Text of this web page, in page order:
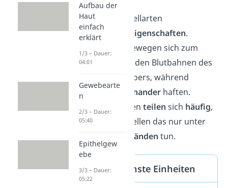
Dabei haben die Zellarten
unterschiedliche
Eigenschaften.
Blutkörperchen bewegen sich zum
Beispiel
in den Blutbahnen des
menschlichen Körpers, während
Muskelzellen
aneinander haften.
Hautzellen dagegen teilen sich häufig,
während Nervenzellen das nur unter
Umständen tun.
Zellen als kleinste Einheiten
Aufbau der
Haut
einfach
erklärt
1/3 – Dauer:
04:01
Gewebearte
n
2/3 – Dauer:
05:40
Epithelgew
ebe
3/3 – Dauer:
05:22